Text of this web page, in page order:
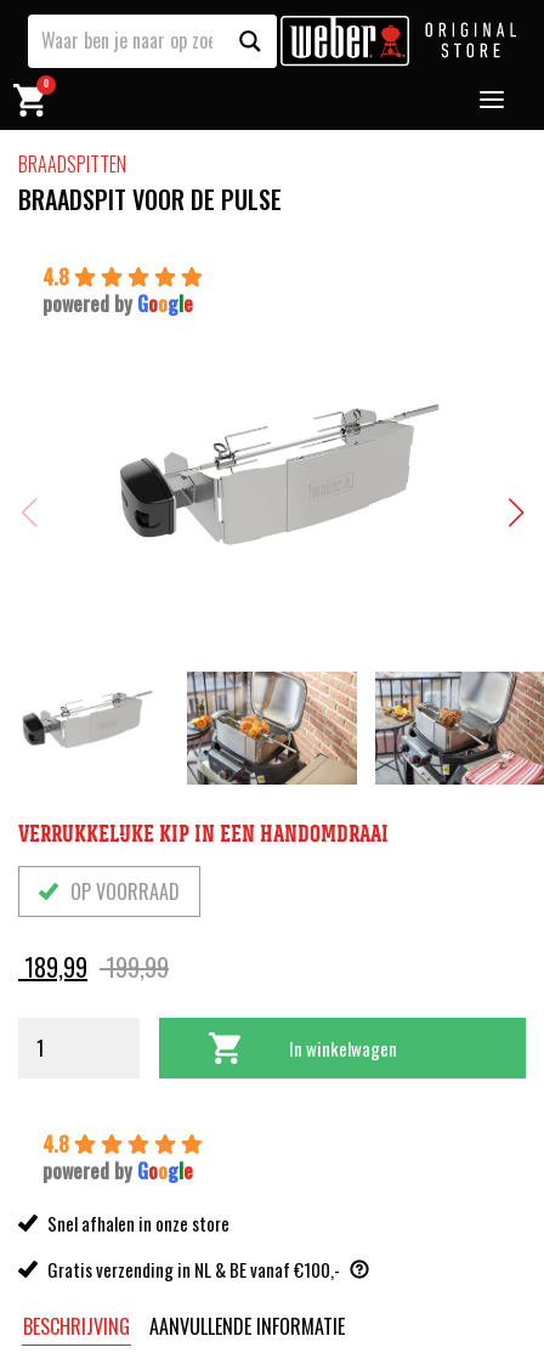
0
BRAADSPITTEN
BRAADSPIT VOOR DE PULSE
4.8
powered by Google
VERRUKKELIJKE KIP IN EEN HANDOMDRAAI
OP VOORRAAD
199,99Oorspronkelijke
prijs
189,99
Huidige
prijs
In winkelwagen
4.8
powered by Google
Snel afhalen in onze store
Gratis verzending in NL & BE vanaf €100,-
BESCHRIJVING AANVULLENDE INFORMATIE